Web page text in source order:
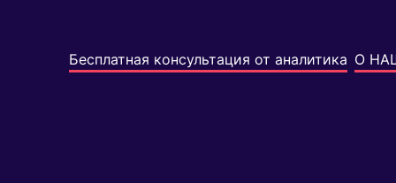
Бесплатная консультация от аналитика О